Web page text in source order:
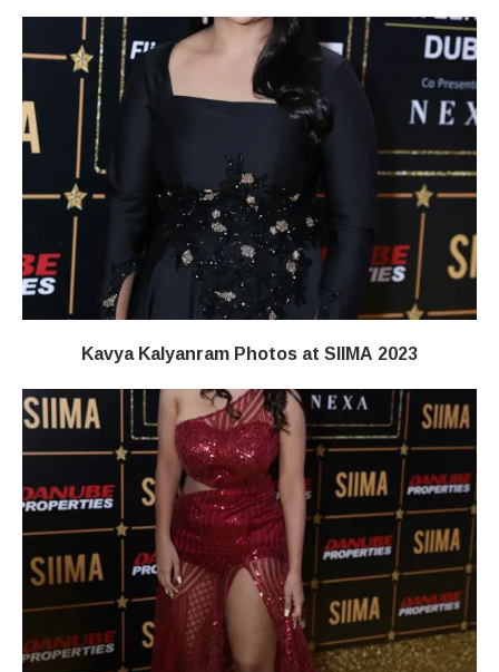
Kavya Kalyanram Photos at SIIMA 2023